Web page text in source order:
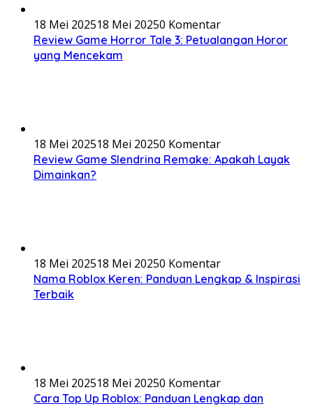
18 Mei 202518 Mei 20250 Komentar
Review Game Horror Tale 3: Petualangan Horor
yang Mencekam
18 Mei 202518 Mei 20250 Komentar
Review Game Slendrina Remake: Apakah Layak
Dimainkan?
18 Mei 202518 Mei 20250 Komentar
Nama Roblox Keren: Panduan Lengkap & Inspirasi
Terbaik
18 Mei 202518 Mei 20250 Komentar
Cara Top Up Roblox: Panduan Lengkap dan